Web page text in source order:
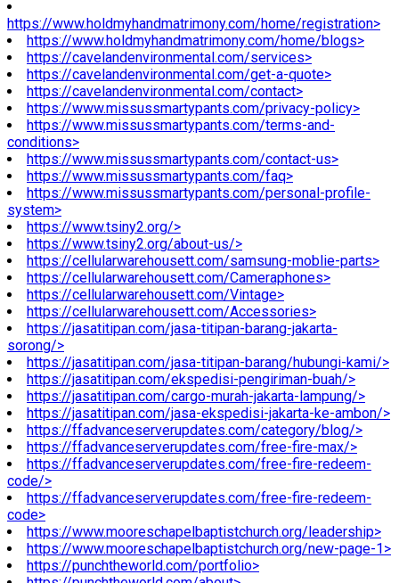
https://www.holdmyhandmatrimony.com/home/registration>
https://www.holdmyhandmatrimony.com/home/blogs>
https://cavelandenvironmental.com/services>
https://cavelandenvironmental.com/get-a-quote>
https://cavelandenvironmental.com/contact>
https://www.missussmartypants.com/privacy-policy>
https://www.missussmartypants.com/terms-and-
conditions>
https://www.missussmartypants.com/contact-us>
https://www.missussmartypants.com/faq>
https://www.missussmartypants.com/personal-profile-
system>
https://www.tsiny2.org/>
https://www.tsiny2.org/about-us/>
https://cellularwarehousett.com/samsung-moblie-parts>
https://cellularwarehousett.com/Cameraphones>
https://cellularwarehousett.com/Vintage>
https://cellularwarehousett.com/Accessories>
https://jasatitipan.com/jasa-titipan-barang-jakarta-
sorong/>
https://jasatitipan.com/jasa-titipan-barang/hubungi-kami/>
https://jasatitipan.com/ekspedisi-pengiriman-buah/>
https://jasatitipan.com/cargo-murah-jakarta-lampung/>
https://jasatitipan.com/jasa-ekspedisi-jakarta-ke-ambon/>
https://ffadvanceserverupdates.com/category/blog/>
https://ffadvanceserverupdates.com/free-fire-max/>
https://ffadvanceserverupdates.com/free-fire-redeem-
code/>
https://ffadvanceserverupdates.com/free-fire-redeem-
code>
https://www.mooreschapelbaptistchurch.org/leadership>
https://www.mooreschapelbaptistchurch.org/new-page-1>
https://punchtheworld.com/portfolio>